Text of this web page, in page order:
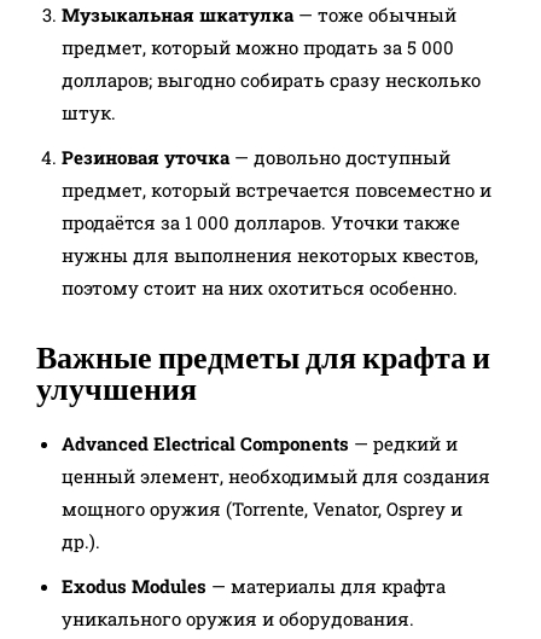
Музыкальная шкатулка — тоже обычный
предмет, который можно продать за 5 000
долларов; выгодно собирать сразу несколько
штук.
Резиновая уточка — довольно доступный
предмет, который встречается повсеместно и
продаётся за 1 000 долларов. Уточки также
нужны для выполнения некоторых квестов,
поэтому стоит на них охотиться особенно.​
Важные предметы для крафта и
улучшения
Advanced Electrical Components — редкий и
ценный элемент, необходимый для создания
мощного оружия (Torrente, Venator, Osprey и
др.).
Exodus Modules — материалы для крафта
уникального оружия и оборудования.